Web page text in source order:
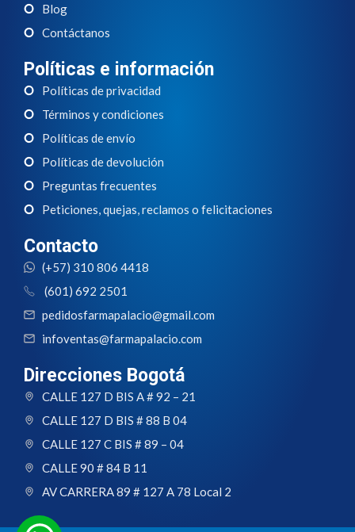
Blog
Contáctanos
Políticas e información
Políticas de privacidad
Términos y condiciones
Políticas de envío
Políticas de devolución
Preguntas frecuentes
Peticiones, quejas, reclamos o felicitaciones
Contacto
(+57) 310 806 4418
(601) 692 2501
pedidosfarmapalacio@gmail.com
infoventas@farmapalacio.com
Direcciones Bogotá
CALLE 127 D BIS A # 92 – 21
CALLE 127 D BIS # 88 B 04
CALLE 127 C BIS # 89 – 04
CALLE 90 # 84 B 11
AV CARRERA 89 # 127 A 78 Local 2